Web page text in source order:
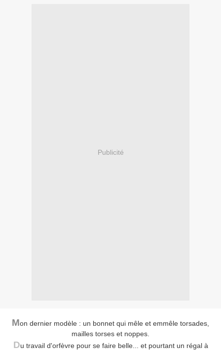
Publicité
Mon dernier modèle : un bonnet qui mêle et emmêle torsades,
mailles torses et noppes.
Du travail d'orfèvre pour se faire belle... et pourtant un régal à